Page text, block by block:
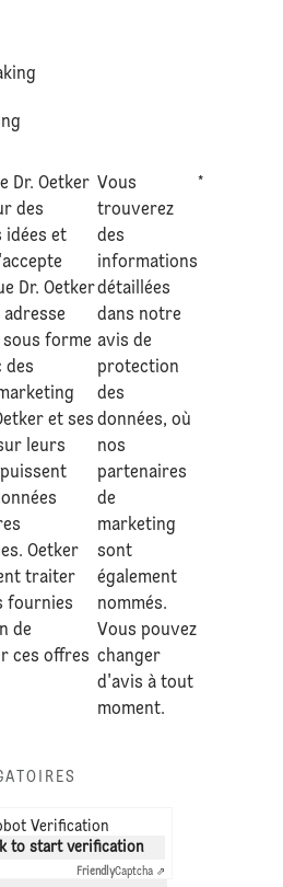
Dr. Oetker
des
idées et
Dr. Oetker
forme
des
et ses
leurs
Oetker
traiter
fournies
de
ces offres
Vous
trouverez
des
informations
détaillées
dans notre
avis de
protection
des
données, où
nos
partenaires
de
marketing
sont
également
nommés.
Vous pouvez
changer
d'avis à tout
moment.
*
Verification
to start verification
FriendlyCaptcha ⇗